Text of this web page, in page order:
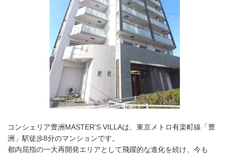
コンシェリア豊洲MASTER'S VILLAは、東京メトロ有楽町線「豊
洲」駅徒歩8分のマンションです。
都内屈指の一大再開発エリアとして飛躍的な進化を続け、今も